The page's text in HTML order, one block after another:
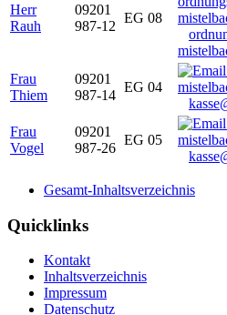
Herr
Rauh
09201
987-12
EG 08
Frau
Thiem
09201
987-14
EG 04
Frau
Vogel
09201
987-26
EG 05
Gesamt-Inhaltsverzeichnis
Quicklinks
Kontakt
Inhaltsverzeichnis
Impressum
Datenschutz